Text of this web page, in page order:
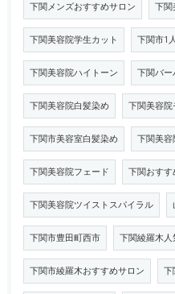
下関メンズおすすめサロン 下関
下関美容院学生カット 下関市1
下関美容院ハイトーン 下関バー
下関美容院白髪染め 下関美容院
下関市美容室白髪染め 下関美容
下関美容院フェード 下関おすす
下関美容院ツイストスパイラル
下関市豊田町西市 下関綾羅木人
下関市綾羅木おすすめサロン 下